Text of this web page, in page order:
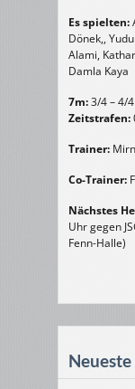
Es spielten:
Dönek,,
Alami,
Damla Kaya
7m:3/4 – 4/4
Zeitstrafen:
Trainer:
Co-Trainer:
Nächstes
Uhr gegen
Fenn-Halle)